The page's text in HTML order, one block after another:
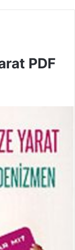
PDF